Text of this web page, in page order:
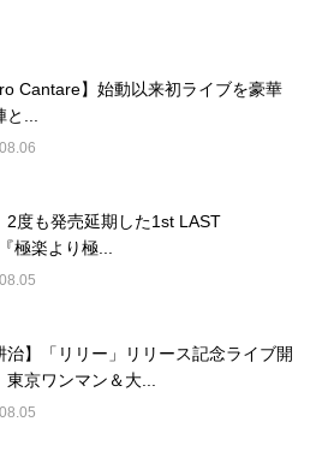
Cantare】始動以来初ライブを豪華
と...
2度も発売延期した1st LAST
極楽より極...
治】「リリー」リリース記念ライブ開
京ワンマン＆大...